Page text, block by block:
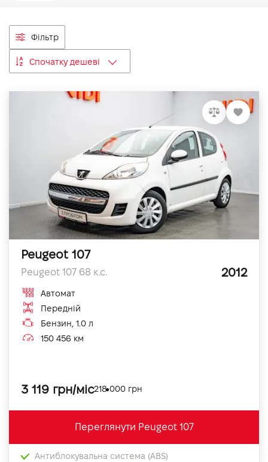
Фільтр
Спочатку дешеві
Peugeot 107
Peugeot 107 68 к.с. 2012
Автомат
Передній
Бензин, 1.0 л
150 456 км
3 119 грн/міс218 000 грн
Переглянути Peugeot 107
Антиблокувальна система (ABS)
Вакансії
VIDI Кар'єра
Підпишись на наш канал та слідкуй за
акціями, послугами та новинками